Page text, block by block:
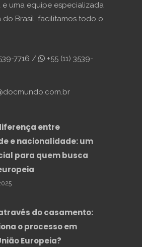
e uma equipe especializada
do Brasil, facilitamos todo o
7716 /
+55 (11) 3539-
entre
e nacionalidade: um
para quem busca
do casamento:
o processo em
Europeia?